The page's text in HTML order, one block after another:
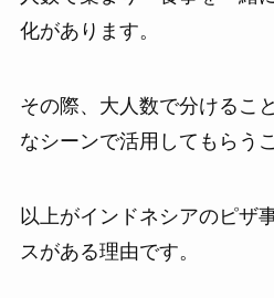
化があります。
その際、大人数で分けるこ
なシーンで活用してもらう
以上がインドネシアのピザ
スがある理由です。